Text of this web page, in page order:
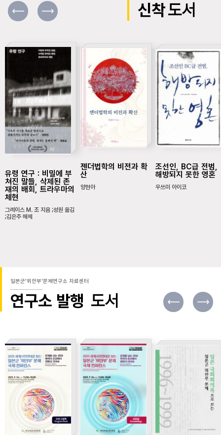
신착도서
유령 연구 : 비밀에 부
쳐진 말들, 삭제된 존
재의 배회, 트라우마의
체현
그레이스 M. 조 지음 ;성원 옮김
;김은주 해제
젠더법학의 비전과 확
산
양현아
조선인, BC급 전범,
해방되지 못한 영혼
우쓰미 아이코
일본군’위안부’문제연구소 자료센터
연구소 발행 도서